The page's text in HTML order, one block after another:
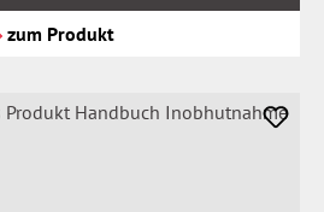
zum Produkt